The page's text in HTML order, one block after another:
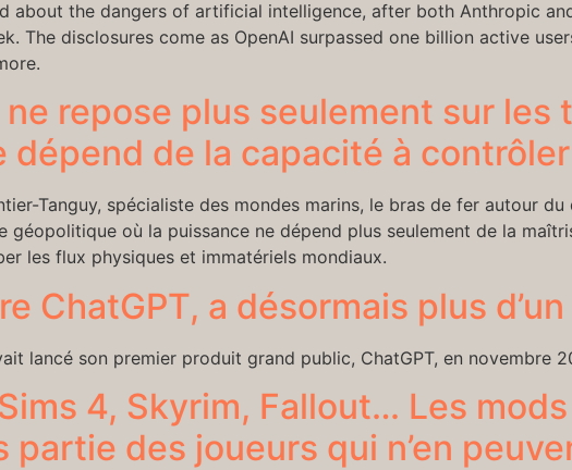
about the dangers of artificial intelligence, after both Anthropic
The disclosures come as OpenAI surpassed one billion active
ne repose plus seulement sur
dépend de la capacité à
Tanguy, spécialiste des mondes marins, le bras de fer autour du
géopolitique où la puissance ne dépend plus seulement de la
les flux physiques et immatériels mondiaux.
ChatGPT, a désormais plus
lancé son premier produit grand public, ChatGPT, en novembre
4, Skyrim, Fallout… Les
partie des joueurs qui n’en